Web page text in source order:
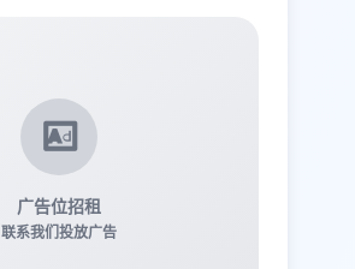
广告位招租
联系我们投放广告